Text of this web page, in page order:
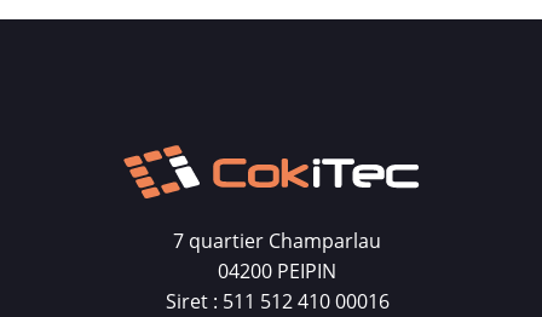
7 quartier Champarlau
04200 PEIPIN
Siret : 511 512 410 00016